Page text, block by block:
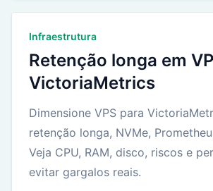
Infraestrutura
Retenção longa em
VictoriaMetrics
Dimensione VPS para
retenção longa, NVMe,
Veja CPU, RAM, disco, riscos e
evitar gargalos reais.